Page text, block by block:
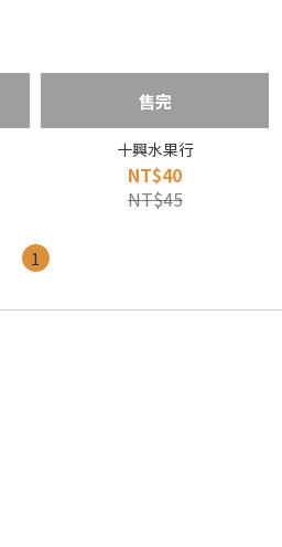
售完
十興水果行
NT$40
NT$45
1